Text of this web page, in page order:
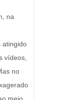
na
atingido
vídeos,
no
meio